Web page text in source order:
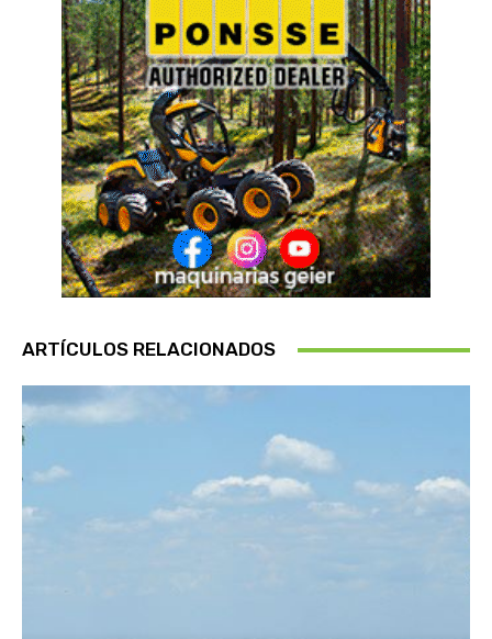
ARTÍCULOS RELACIONADOS